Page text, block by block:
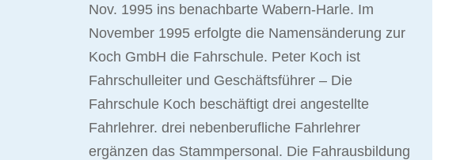
Nov. 1995 ins benachbarte Wabern-Harle. Im
November 1995 erfolgte die Namensänderung zur
Koch GmbH die Fahrschule. Peter Koch ist
Fahrschulleiter und Geschäftsführer – Die
Fahrschule Koch beschäftigt drei angestellte
Fahrlehrer. drei nebenberufliche Fahrlehrer
ergänzen das Stammpersonal. Die Fahrausbildung